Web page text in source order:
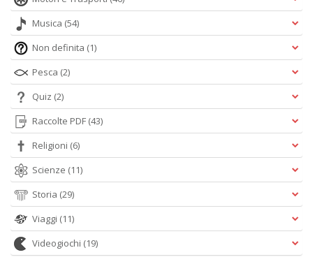
Musica (54)
Non definita (1)
Pesca (2)
Quiz (2)
Raccolte PDF (43)
Religioni (6)
Scienze (11)
Storia (29)
Viaggi (11)
Videogiochi (19)